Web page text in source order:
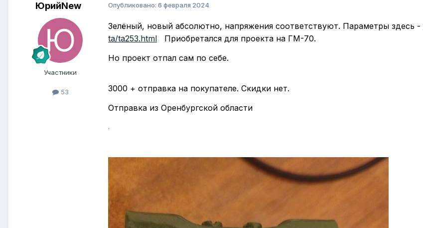
ЮрийNew
Участники
53
Опубликовано: 6 февраля 2024
Зелёный, новый абсолютно, напряжения соответствуют. Параметры здесь -
ta/ta253.html Приобретался для проекта на ГМ-70.
Но проект отпал сам по себе.
3000 + отправка на покупателе. Скидки нет.
Отправка из Оренбургской области
.